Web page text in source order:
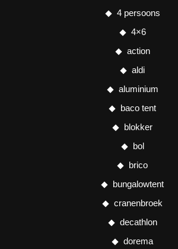
4 persoons
4×6
action
aldi
aluminium
baco tent
blokker
bol
brico
bungalowtent
cranenbroek
decathlon
dorema